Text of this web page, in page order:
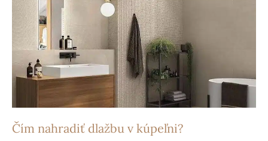
Čím nahradiť dlažbu v kúpeľni?